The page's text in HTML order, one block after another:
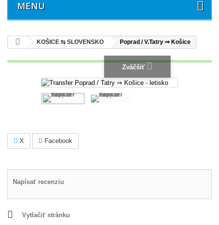
MENU
KOŠICE ⇆ SLOVENSKO Poprad / V.Tatry ⇒ Košice
Zväčšiť
X Facebook
Napísať recenziu
Vytlačiť stránku